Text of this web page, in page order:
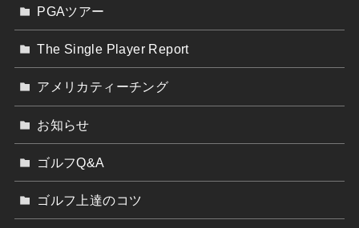
PGAツアー
The Single Player Report
アメリカティーチング
お知らせ
ゴルフQ&A
ゴルフ上達のコツ